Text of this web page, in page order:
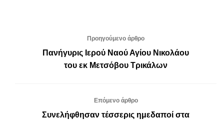
Προηγούμενο άρθρο
Πανήγυρις Ιερού Ναού Αγίου Νικολάου
του εκ Μετσόβου Τρικάλων
Επόμενο άρθρο
Συνελήφθησαν τέσσερις ημεδαποί στα